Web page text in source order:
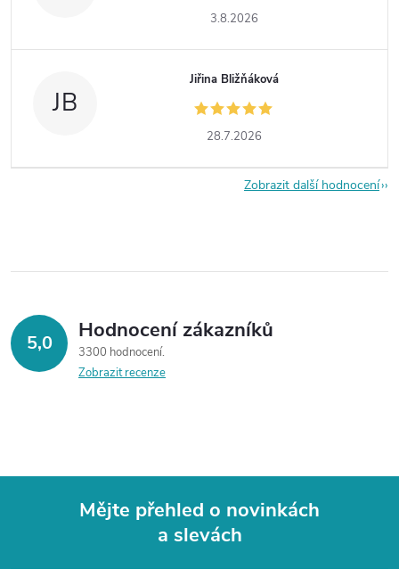
3.8.2026
JB
Jiřina Bližňáková
28.7.2026
Zobrazit další hodnocení
5,0 Hodnocení zákazníků
3300 hodnocení
Zobrazit recenze
Mějte přehled o novinkách
a slevách